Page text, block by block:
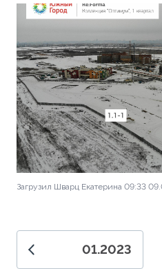
Загрузил Шварц Екатерина 09:33
01.2023